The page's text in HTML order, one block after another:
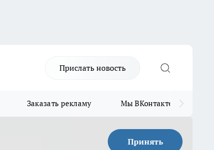
Прислать новость
Заказать рекламу Мы ВКонтакте
Принять